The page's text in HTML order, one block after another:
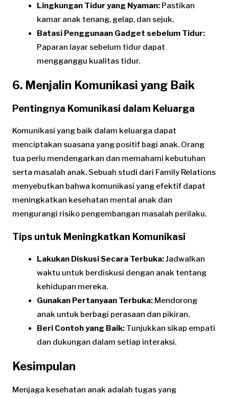
Lingkungan Tidur yang Nyaman: Pastikan
kamar anak tenang, gelap, dan sejuk.
Batasi Penggunaan Gadget sebelum Tidur:
Paparan layar sebelum tidur dapat
mengganggu kualitas tidur.
6. Menjalin Komunikasi yang Baik
Pentingnya Komunikasi dalam Keluarga
Komunikasi yang baik dalam keluarga dapat
menciptakan suasana yang positif bagi anak. Orang
tua perlu mendengarkan dan memahami kebutuhan
serta masalah anak. Sebuah studi dari Family Relations
menyebutkan bahwa komunikasi yang efektif dapat
meningkatkan kesehatan mental anak dan
mengurangi risiko pengembangan masalah perilaku.
Tips untuk Meningkatkan Komunikasi
Lakukan Diskusi Secara Terbuka:Jadwalkan
waktu untuk berdiskusi dengan anak tentang
kehidupan mereka.
Gunakan Pertanyaan Terbuka: Mendorong
anak untuk berbagi perasaan dan pikiran.
Beri Contoh yang Baik: Tunjukkan sikap empati
dan dukungan dalam setiap interaksi.
Kesimpulan
Menjaga kesehatan anak adalah tugas yang